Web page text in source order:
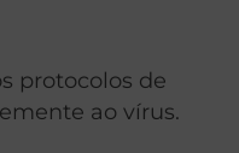
protocolos de
ao vírus.